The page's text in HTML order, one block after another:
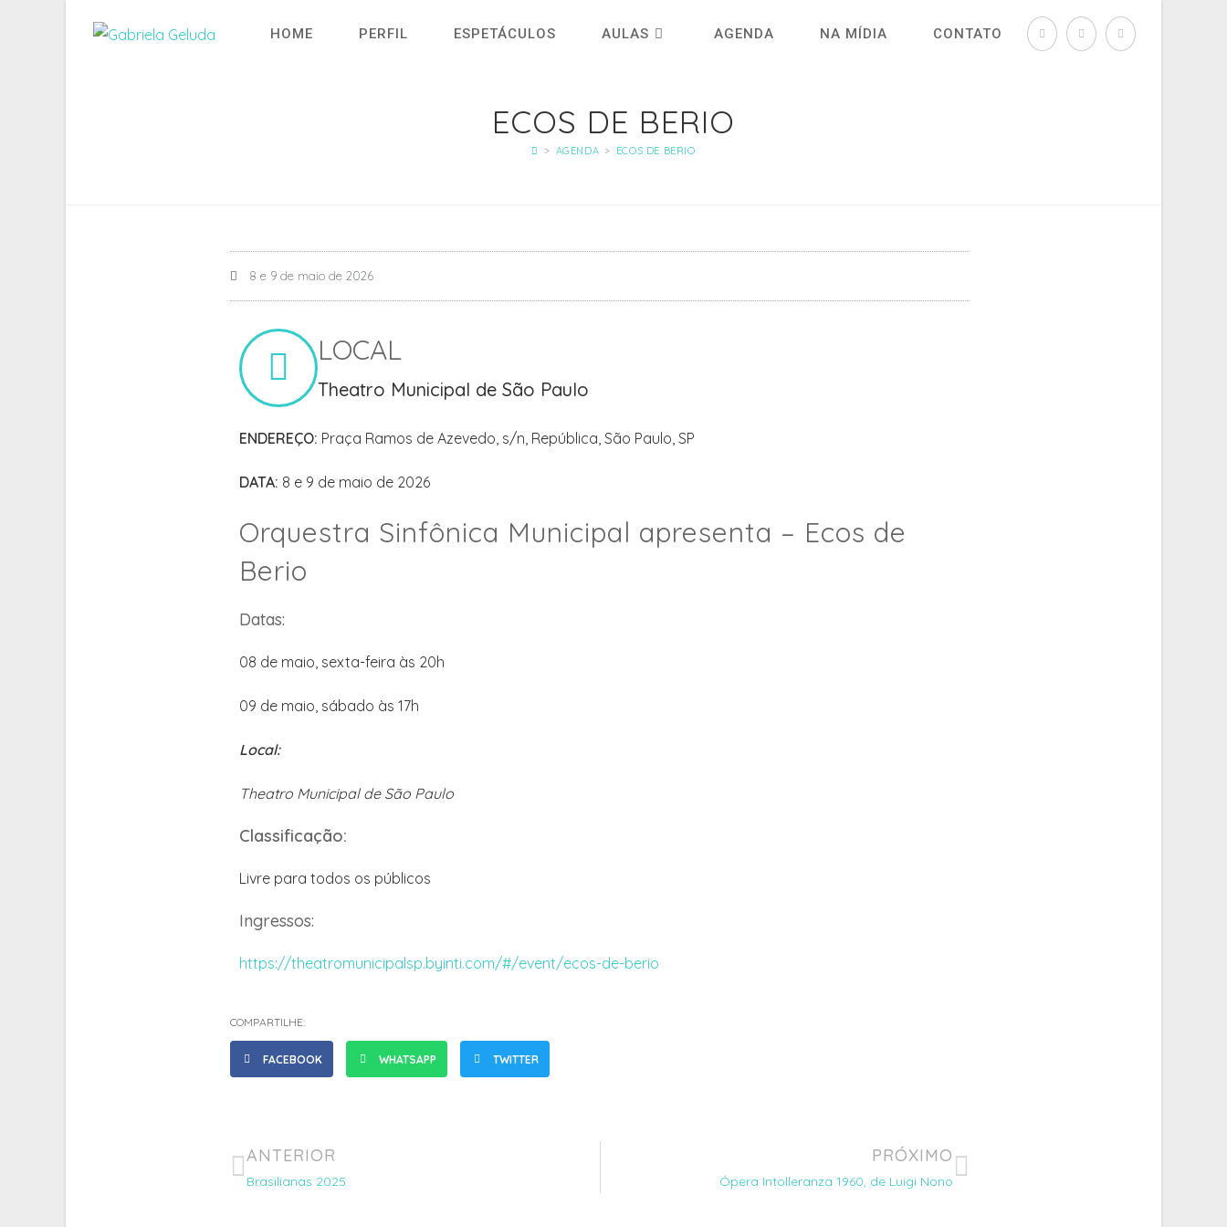
HOME PERFIL ESPETÁCULOS AULAS AGENDA NA MÍDIA CONTATO
ECOS DE BERIO
> AGENDA > ECOS DE BERIO
8 e 9 de maio de 2026
LOCAL
Theatro Municipal de São Paulo
ENDEREÇO: Praça Ramos de Azevedo, s/n, República, São Paulo, SP
DATA: 8 e 9 de maio de 2026
Orquestra Sinfônica Municipal apresenta – Ecos de
Berio
Datas:
08 de maio, sexta-feira às 20h
09 de maio, sábado às 17h
Local:
Theatro Municipal de São Paulo
Classificação:
Livre para todos os públicos
Ingressos:
https://theatromunicipalsp.byinti.com/#/event/ecos-de-berio
COMPARTILHE:
FACEBOOK WHATSAPP TWITTER
ANTERIOR
Brasilianas 2025
PRÓXIMO
Ópera Intolleranza 1960, de Luigi Nono